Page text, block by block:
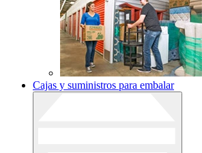
Cajas y suministros para embalar